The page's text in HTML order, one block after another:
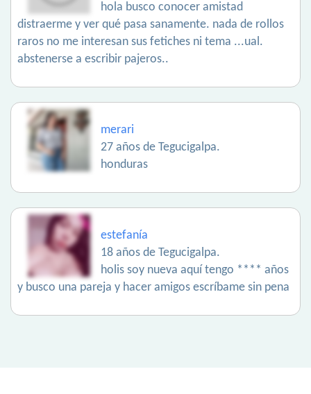
hola busco conocer amistad
distraerme y ver qué pasa sanamente. nada de rollos
raros no me interesan sus fetiches ni tema ...ual.
abstenerse a escribir pajeros..
merari
27 años de Tegucigalpa.
honduras
estefanía
18 años de Tegucigalpa.
holis soy nueva aquí tengo **** años
y busco una pareja y hacer amigos escríbame sin pena